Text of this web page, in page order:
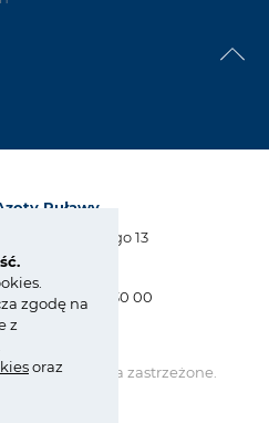
zgodę na
z
oraz
Puławy
Polskiego 13
Puławy
31, +48 81 565 30 00
81 565 28 56
Wszelkie prawa zastrzeżone.